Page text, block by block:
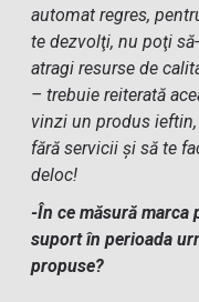
automat regres,
te dezvolţi, nu poţi
atragi resurse de
– trebuie reiterată
vinzi un produs
fără servicii şi să te
deloc!
-În ce măsură marca
suport în perioada
propuse?